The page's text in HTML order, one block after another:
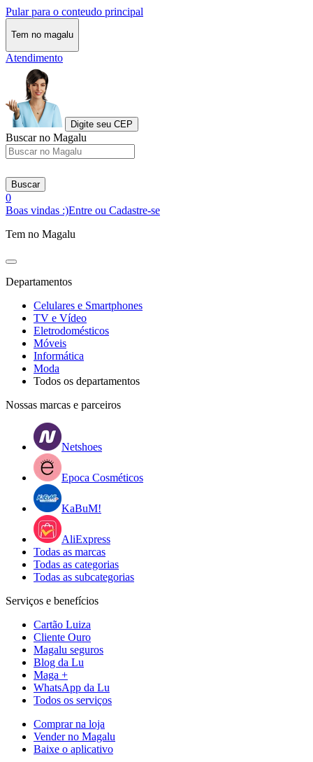
Pular para o conteudo principal
Tem no magalu
Atendimento
Digite seu CEP
Buscar no Magalu
Buscar
0
Boas vindas :)Entre ou Cadastre-se
Tem no Magalu
Departamentos
Celulares e Smartphones
TV e Vídeo
Eletrodomésticos
Móveis
Informática
Moda
Todos os departamentos
Nossas marcas e parceiros
Netshoes
Epoca Cosméticos
KaBuM!
AliExpress
Todas as marcas
Todas as categorias
Todas as subcategorias
Serviços e benefícios
Cartão Luiza
Cliente Ouro
Magalu seguros
Blog da Lu
Maga +
WhatsApp da Lu
Todos os serviços
Comprar na loja
Vender no Magalu
Baixe o aplicativo